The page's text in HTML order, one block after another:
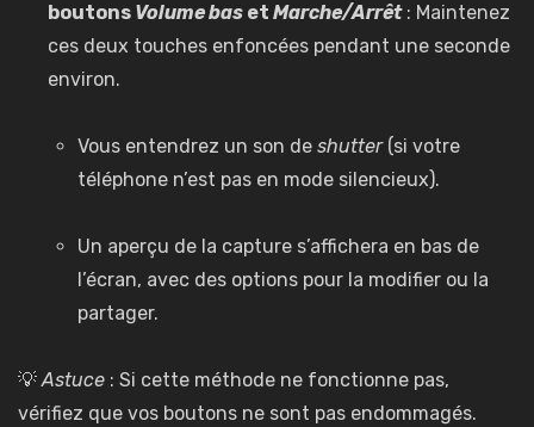
boutons Volume bas etMarche/Arrêt: Maintenez
ces deux touches enfoncées pendant une seconde
environ.
Vous entendrez un son deshutter(si votre
téléphone n’est pas en mode silencieux).
Un aperçu de la capture s’affichera en bas de
l’écran, avec des options pour la modifier ou la
partager.
💡Astuce : Si cette méthode ne fonctionne pas,
vérifiez que vos boutons ne sont pas endommagés.